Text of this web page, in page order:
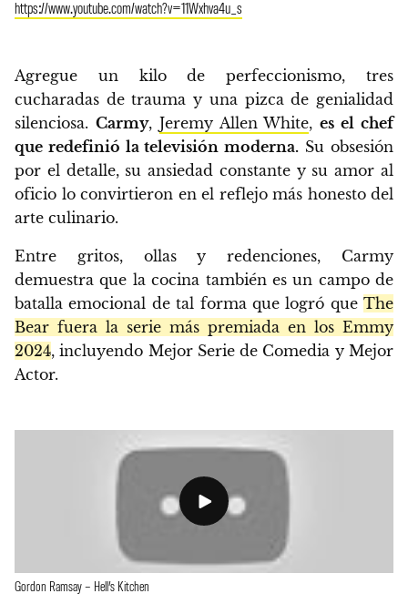
https://www.youtube.com/watch?v=11Wxhva4u_s
Agregue un kilo de perfeccionismo, tres
cucharadas de trauma y una pizca de genialidad
silenciosa. Carmy, Jeremy Allen White,es el chef
que redefinió la televisión moderna. Su obsesión
por el detalle, su ansiedad constante y su amor al
oficio lo convirtieron en el reflejo más honesto del
arte culinario.
Entre gritos, ollas y redenciones, Carmy
demuestra que la cocina también es un campo de
batalla emocional de tal forma que logró que The
Bear fuera la serie más premiada en los Emmy
2024, incluyendo Mejor Serie de Comedia y Mejor
Actor.
Gordon Ramsay – Hell’s Kitchen